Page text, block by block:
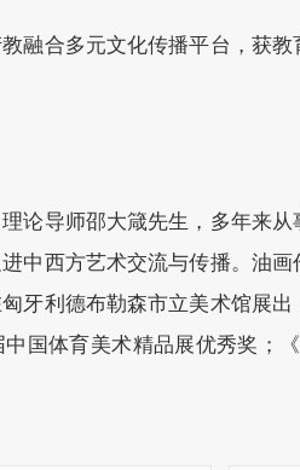
融合多元文化传播平台，获
论导师邵大箴先生，多年来
中西方艺术交流与传播。油
牙利德布勒森市立美术馆展
国体育美术精品展优秀奖；